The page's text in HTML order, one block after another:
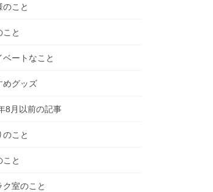
のこと
こと
ベートなこと
めグッズ
8月以前の記事
のこと
こと
ク室のこと